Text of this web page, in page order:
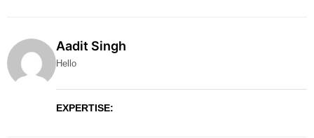
Aadit Singh
Hello
EXPERTISE: